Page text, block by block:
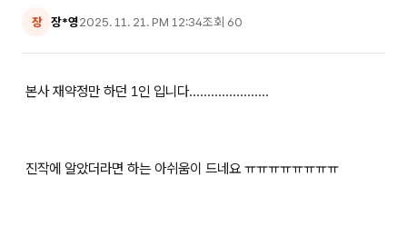
장 장*영2025. 11. 21. PM 12:34조회 60
본사 재약정만 하던 1인 입니다......................
진작에 알았더라면 하는 아쉬움이 드네요 ㅠㅠㅠㅠㅠㅠㅠㅠ